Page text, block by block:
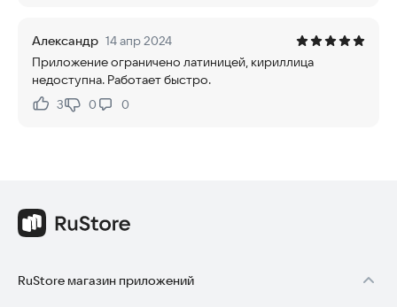
Александр 14 апр 2024
Приложение ограничено латиницей, кириллица
недоступна. Работает быстро.
Нравится:
3Не нравится:
0 0
RuStore магазин приложений